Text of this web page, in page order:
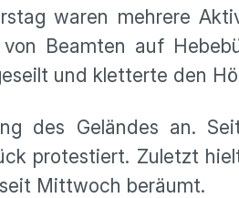
waren mehrere
Beamten auf
und kletterte den
des Geländes an.
protestiert. Zuletzt
Mittwoch beräumt.